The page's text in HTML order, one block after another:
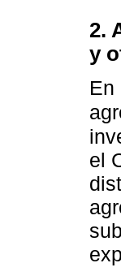
2.
y
En
el